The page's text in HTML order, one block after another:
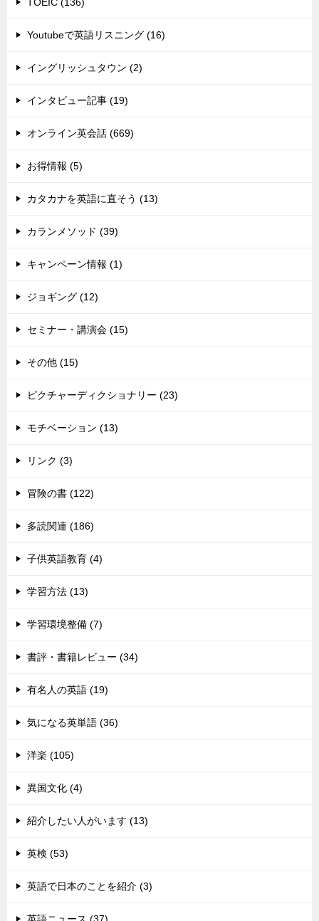
TOEIC (136)
Youtubeで英語リスニング (16)
イングリッシュタウン (2)
インタビュー記事 (19)
オンライン英会話 (669)
お得情報 (5)
カタカナを英語に直そう (13)
カランメソッド (39)
キャンペーン情報 (1)
ジョギング (12)
セミナー・講演会 (15)
その他 (15)
ピクチャーディクショナリー (23)
モチベーション (13)
リンク (3)
冒険の書 (122)
多読関連 (186)
子供英語教育 (4)
学習方法 (13)
学習環境整備 (7)
書評・書籍レビュー (34)
有名人の英語 (19)
気になる英単語 (36)
洋楽 (105)
異国文化 (4)
紹介したい人がいます (13)
英検 (53)
英語で日本のことを紹介 (3)